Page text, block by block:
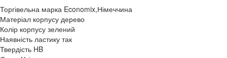
Торгівельна марка Economix,Німеччина
Матеріал корпусу дерево
Колір корпусу зелений
Наявність ластику так
Твердість HB